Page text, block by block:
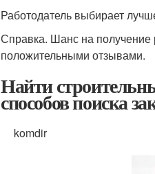
Работодатель выбирает
Справка. Шанс на
положительными отзывами.
Найти
способов поиска
komdir